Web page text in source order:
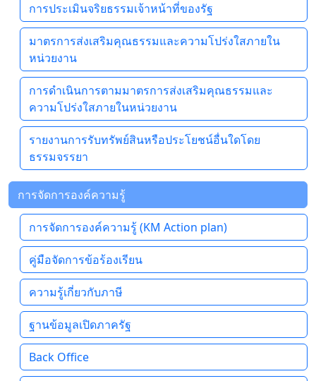
การประเมินจริยธรรมเจ้าหน้าที่ของรัฐ
มาตรการส่งเสริมคุณธรรมและความโปร่งใสภายใน
หน่วยงาน
การดำเนินการตามมาตรการส่งเสริมคุณธรรมและ
ความโปร่งใสภายในหน่วยงาน
รายงานการรับทรัพย์สินหรือประโยชน์อื่นใดโดย
ธรรมจรรยา
การจัดการองค์ความรู้
การจัดการองค์ความรู้ (KM Action plan)
คู่มือจัดการข้อร้องเรียน
ความรู้เกี่ยวกับภาษี
ฐานข้อมูลเปิดภาครัฐ
Back Office